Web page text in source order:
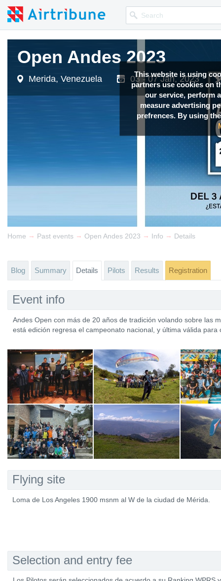
This website is using
partners use cookies on
our service, perform
measure advertising
prefrences. By using
Open Andes 2023
Merida, Venezuela 03 - 07 Jan, 2023
Home → Past events → Open Andes 2023 → Info → Details
Blog Summary Details Pilots Results Registration
Event info
Andes Open con más de 20 años de tradición volando sobre las
está edición regresa el campeonato nacional, y última válida
Flying site
Loma de Los Angeles 1900 msnm al W de la ciudad de Mérida.
Selection and entry fee